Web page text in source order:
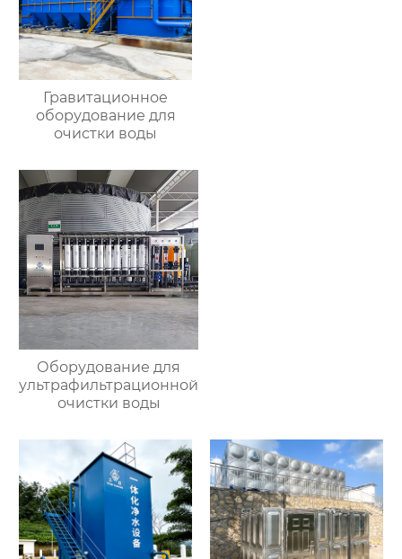
Гравитационное
оборудование для
очистки воды
Оборудование для
ультрафильтрационной
очистки воды